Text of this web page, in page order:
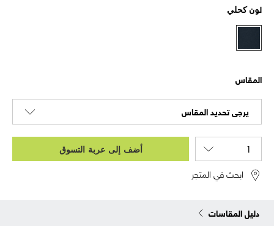
لون كحلي
المقاس
يرجى تحديد المقاس
أضف إلى عربة التسوق
ابحث في المتجر
دليل المقاسات